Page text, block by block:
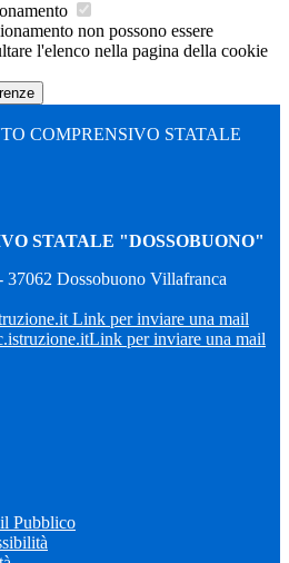
non possono essere
l'elenco nella pagina della cookie
COMPRENSIVO STATALE
STATALE "DOSSOBUONO"
Dossobuono Villafranca
Link per inviare una mail
Link per inviare una mail
Pubblico